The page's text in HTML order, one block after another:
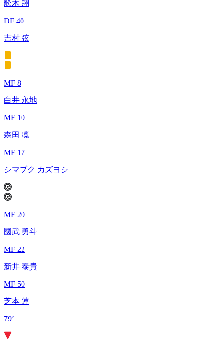
舩木 翔
DF 40
吉村 弦
MF 8
白井 永地
MF 10
森田 凜
MF 17
シマブク カズヨシ
MF 20
國武 勇斗
MF 22
新井 泰貴
MF 50
芝本 蓮
79’